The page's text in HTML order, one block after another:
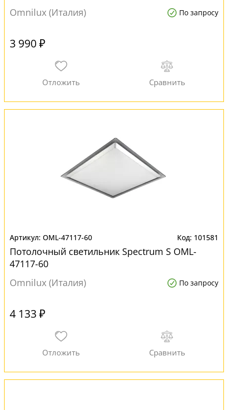
Omnilux (Италия)
По запросу
3 990 ₽
OML-47117-60 101581
Потолочный светильник Spectrum S OML-
47117-60
Omnilux (Италия)
По запросу
4 133 ₽